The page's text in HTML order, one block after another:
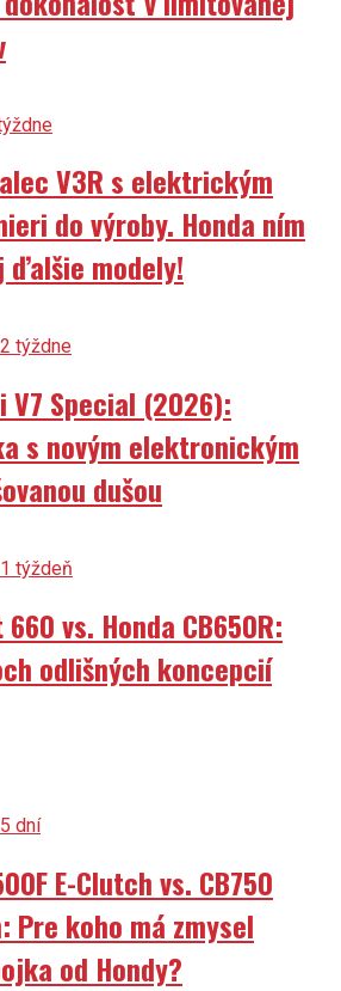
V3R s elektrickým
do výroby. Honda ním
modely!
týždne
V7 Special (2026):
s novým elektronickým
dušou
týždeň
vs. Honda CB650R:
odlišných koncepcií
dní
E-Clutch vs. CB750
Pre koho má zmysel
od Hondy?